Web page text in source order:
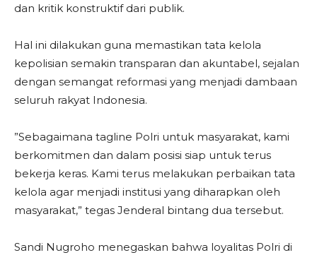
dan kritik konstruktif dari publik.
​Hal ini dilakukan guna memastikan tata kelola
kepolisian semakin transparan dan akuntabel, sejalan
dengan semangat reformasi yang menjadi dambaan
seluruh rakyat Indonesia.
​”Sebagaimana tagline Polri untuk masyarakat, kami
berkomitmen dan dalam posisi siap untuk terus
bekerja keras. Kami terus melakukan perbaikan tata
kelola agar menjadi institusi yang diharapkan oleh
masyarakat,” tegas Jenderal bintang dua tersebut.
​Sandi Nugroho menegaskan bahwa loyalitas Polri di